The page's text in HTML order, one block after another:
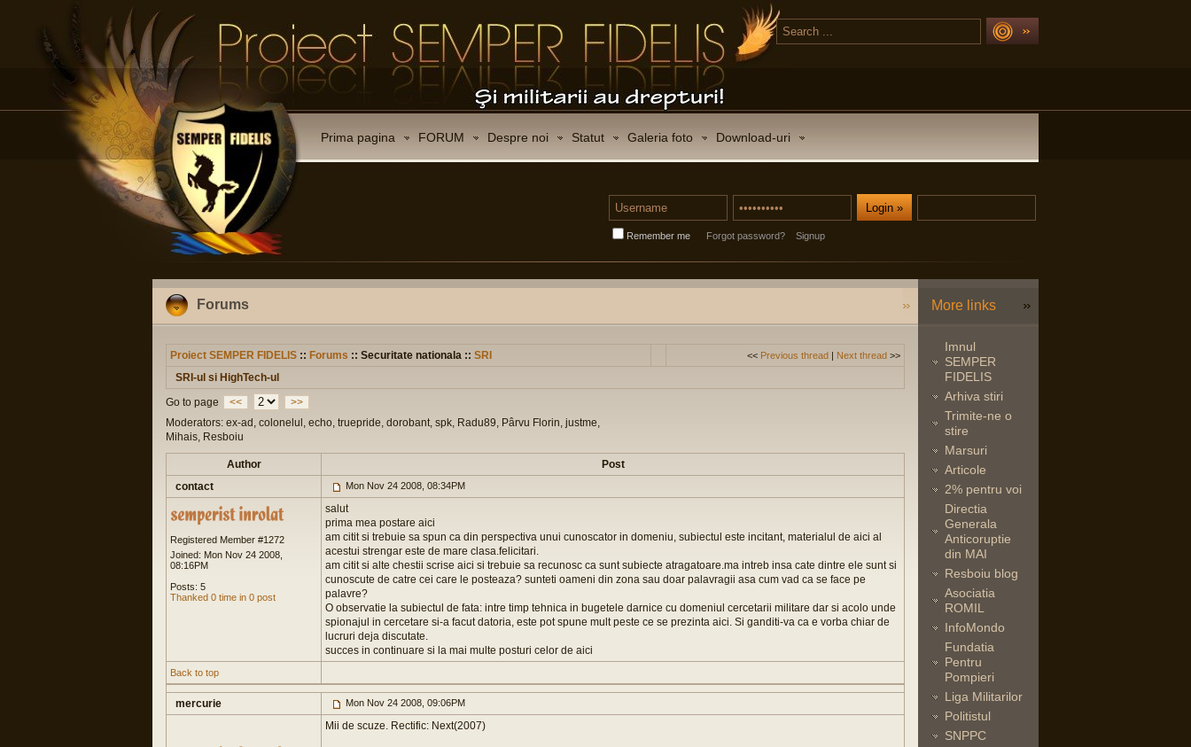
Prima pagina FORUM Despre noi Statut Galeria foto Download-uri
Remember me Forgot password? Signup
Forums
Proiect SEMPER FIDELIS :: Forums :: Securitate nationala :: SRI << Previous thread | Next thread >>
SRI-ul si HighTech-ul
Go to page
<<
>>
Moderators: ex-ad, colonelul, echo, truepride, dorobant, spk, Radu89, Pârvu Florin, justme,
Mihais, Resboiu
Author
Post
contact
Mon Nov 24 2008, 08:34PM
Registered Member #1272
Joined: Mon Nov 24 2008,
08:16PM
Posts: 5
Thanked 0 time in 0 post
salut
prima mea postare aici
am citit si trebuie sa spun ca din perspectiva unui cunoscator in domeniu, subiectul este incitant, materialul de aici al
acestui strengar este de mare clasa.felicitari.
am citit si alte chestii scrise aici si trebuie sa recunosc ca sunt subiecte atragatoare.ma intreb insa cate dintre ele sunt si
cunoscute de catre cei care le posteaza? sunteti oameni din zona sau doar palavragii asa cum vad ca se face pe
palavre?
O observatie la subiectul de fata: intre timp tehnica in bugetele darnice cu domeniul cercetarii militare dar si acolo unde
spionajul in cercetare si-a facut datoria, este pot spune mult peste ce se prezinta aici. Si ganditi-va ca e vorba chiar de
lucruri deja discutate.
succes in continuare si la mai multe posturi celor de aici
Back to top
mercurie Mon Nov 24 2008, 09:06PM
Mii de scuze. Rectific: Next(2007)
More links
Imnul
SEMPER
FIDELIS
Arhiva stiri
Trimite-ne o
stire
Marsuri
Articole
2% pentru voi
Directia
Generala
Anticoruptie
din MAI
Resboiu blog
Asociatia
ROMIL
InfoMondo
Fundatia
Pentru
Pompieri
Liga Militarilor
Politistul
SNPPC